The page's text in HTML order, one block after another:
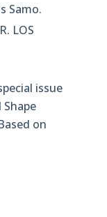
Samo.
LOS
issue
on